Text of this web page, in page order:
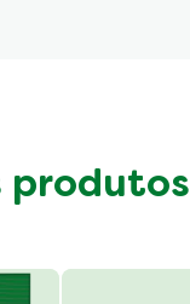
produtos